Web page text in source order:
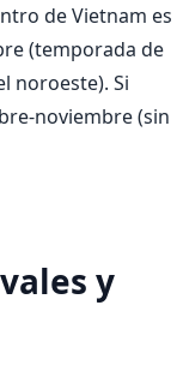
de Vietnam es
(temporada de
noroeste). Si
noviembre (sin
y